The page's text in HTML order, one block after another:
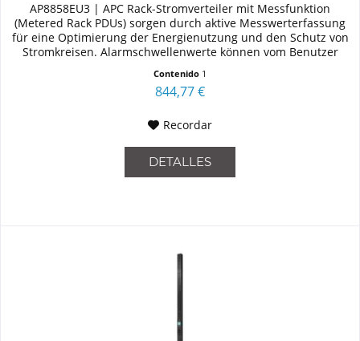
AP8858EU3 | APC Rack-Stromverteiler mit Messfunktion
(Metered Rack PDUs) sorgen durch aktive Messwerterfassung
für eine Optimierung der Energienutzung und den Schutz von
Stromkreisen. Alarmschwellenwerte können vom Benutzer
Contenido 1
844,77 €
Recordar
DETALLES